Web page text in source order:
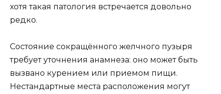
хотя такая патология встречается довольно
редко.
Состояние сокращённого желчного пузыря
требует уточнения анамнеза: оно может быть
вызвано курением или приемом пищи.
Нестандартные места расположения могут